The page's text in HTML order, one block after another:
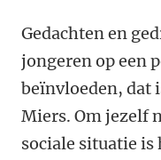
Gedachten en
jongeren op een
beïnvloeden, dat
Miers. Om jezelf
sociale situatie